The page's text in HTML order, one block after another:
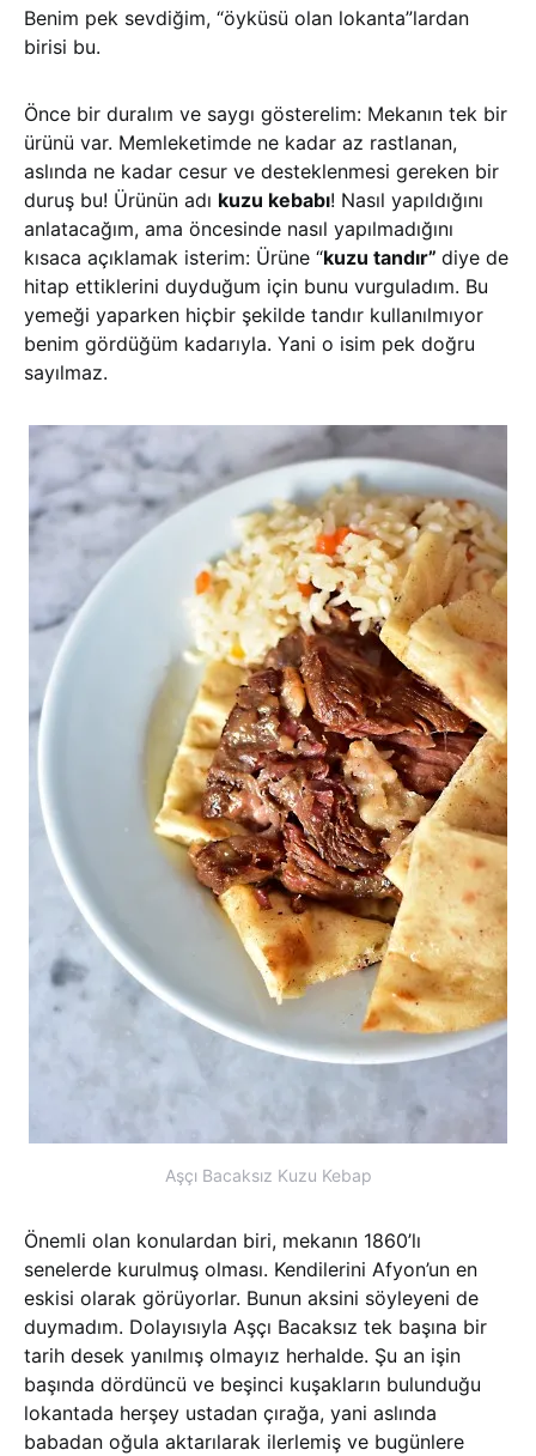
Benim pek sevdiğim, “öyküsü olan lokanta”lardan
birisi bu.
Önce bir duralım ve saygı gösterelim: Mekanın tek bir
ürünü var. Memleketimde ne kadar az rastlanan,
aslında ne kadar cesur ve desteklenmesi gereken bir
duruş bu! Ürünün adı kuzu kebabı! Nasıl yapıldığını
anlatacağım, ama öncesinde nasıl yapılmadığını
kısaca açıklamak isterim: Ürüne “kuzu tandır” diye de
hitap ettiklerini duyduğum için bunu vurguladım. Bu
yemeği yaparken hiçbir şekilde tandır kullanılmıyor
benim gördüğüm kadarıyla. Yani o isim pek doğru
sayılmaz.
Aşçı Bacaksız Kuzu Kebap
Önemli olan konulardan biri, mekanın 1860’lı
senelerde kurulmuş olması. Kendilerini Afyon’un en
eskisi olarak görüyorlar. Bunun aksini söyleyeni de
duymadım. Dolayısıyla Aşçı Bacaksız tek başına bir
tarih desek yanılmış olmayız herhalde. Şu an işin
başında dördüncü ve beşinci kuşakların bulunduğu
lokantada herşey ustadan çırağa, yani aslında
babadan oğula aktarılarak ilerlemiş ve bugünlere